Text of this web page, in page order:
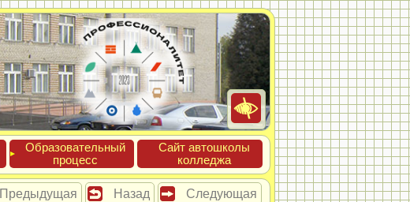
Обра­зова­тель­ный
про­цесс
Сайт ав­тошко­лы
кол­леджа
Предыдущая Назад Следующая